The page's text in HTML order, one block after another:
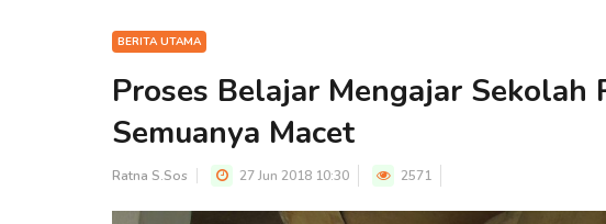
BERITA UTAMA
Proses Belajar Mengajar Sekolah
Semuanya Macet
Ratna S.Sos 27 Jun 2018 10:30 2571